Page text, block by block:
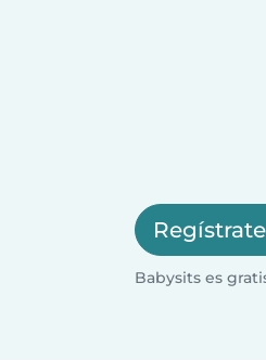
Babysits es